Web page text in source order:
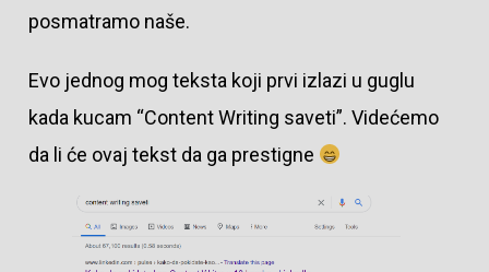
posmatramo naše.
Evo jednog mog teksta koji prvi izlazi u guglu
kada kucam “Content Writing saveti”. Videćemo
da li će ovaj tekst da ga prestigne